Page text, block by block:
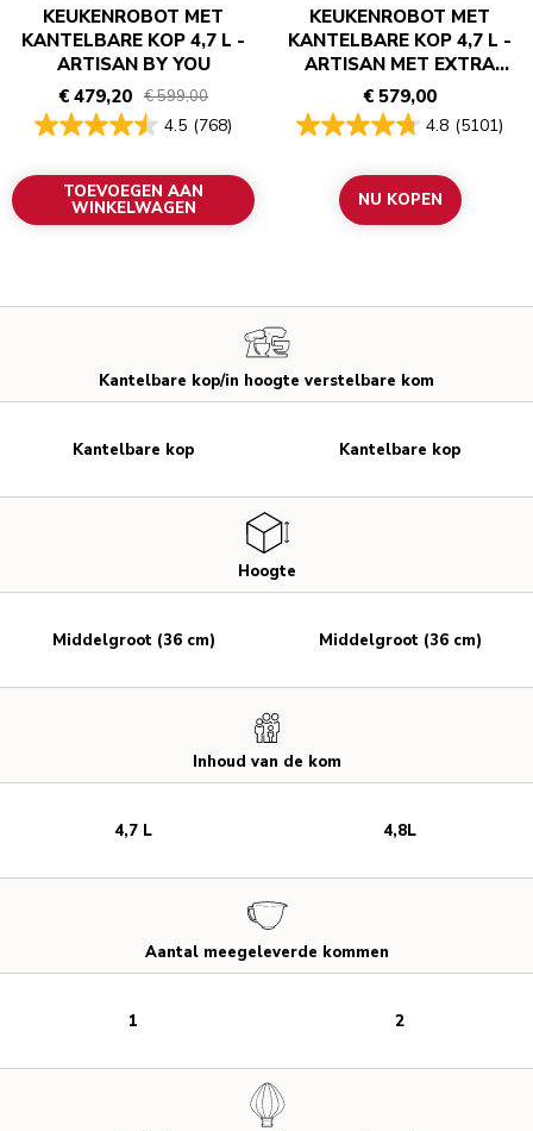
KEUKENROBOT MET
KANTELBARE KOP 4,7 L -
ARTISAN BY YOU
€ 479,20 € 599,00
4.5 (768)
TOEVOEGEN AAN
WINKELWAGEN
KEUKENROBOT MET
KANTELBARE KOP 4,7 L -
ARTISAN MET EXTRA
ACCESSOIRES
€ 579,00
4.8 (5101)
NU KOPEN
Kantelbare kop/in hoogte verstelbare kom
Hoogte
Inhoud van de kom
Aantal meegeleverde kommen
Kantelbare kop
Middelgroot (36 cm)
4,7 L
1
Kantelbare kop
Middelgroot (36 cm)
4,8L
2